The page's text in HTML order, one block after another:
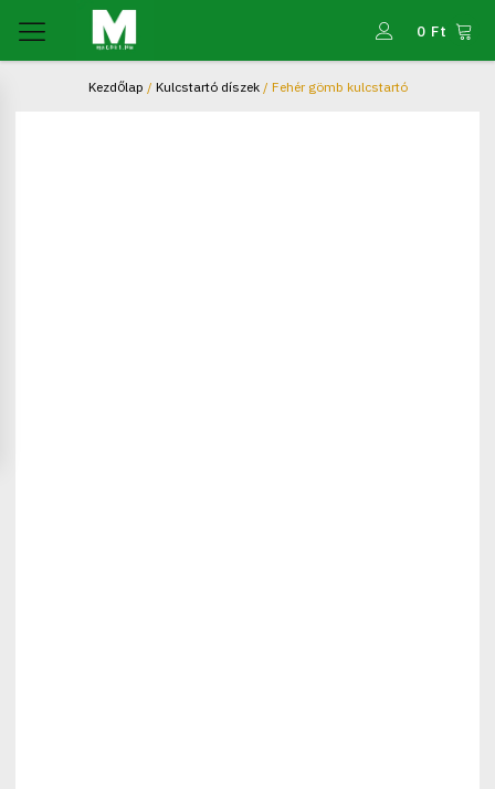
0 Ft
Kezdőlap / Kulcstartó díszek/ Fehér gömb kulcstartó